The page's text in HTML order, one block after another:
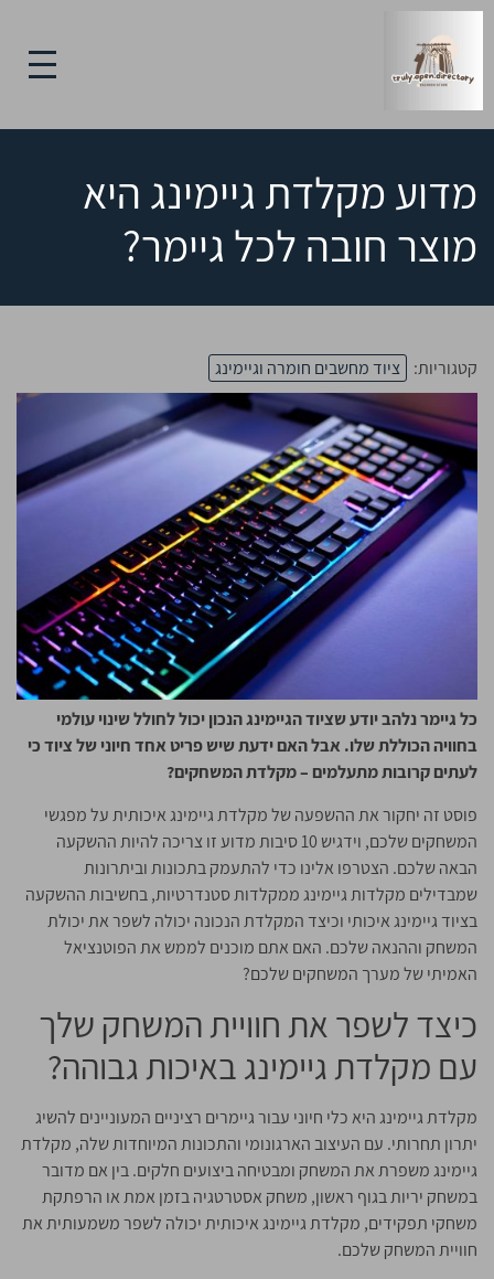
מדוע מקלדת גיימינג היא
מוצר חובה לכל גיימר?
קטגוריות: ציוד מחשבים חומרה וגיימינג
כל גיימר נלהב יודע שציוד הגיימינג הנכון יכול לחולל שינוי עולמי
בחוויה הכוללת שלו. אבל האם ידעת שיש פריט אחד חיוני של ציוד כי
לעתים קרובות מתעלמים – מקלדת המשחקים?
פוסט זה יחקור את ההשפעה של מקלדת גיימינג איכותית על מפגשי
המשחקים שלכם, וידגיש 10 סיבות מדוע זו צריכה להיות ההשקעה
הבאה שלכם. הצטרפו אלינו כדי להתעמק בתכונות וביתרונות
שמבדילים מקלדות גיימינג ממקלדות סטנדרטיות, בחשיבות ההשקעה
בציוד גיימינג איכותי וכיצד המקלדת הנכונה יכולה לשפר את יכולת
המשחק וההנאה שלכם. האם אתם מוכנים לממש את הפוטנציאל
האמיתי של מערך המשחקים שלכם?
כיצד לשפר את חוויית המשחק שלך
עם מקלדת גיימינג באיכות גבוהה?
מקלדת גיימינג היא כלי חיוני עבור גיימרים רציניים המעוניינים להשיג
יתרון תחרותי. עם העיצוב הארגונומי והתכונות המיוחדות שלה, מקלדת
גיימינג משפרת את המשחק ומבטיחה ביצועים חלקים. בין אם מדובר
במשחק יריות בגוף ראשון, משחק אסטרטגיה בזמן אמת או הרפתקת
משחקי תפקידים, מקלדת גיימינג איכותית יכולה לשפר משמעותית את
חוויית המשחק שלכם.